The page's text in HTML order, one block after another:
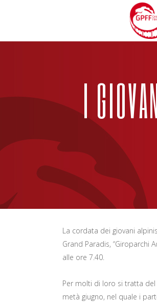
I
La cordata dei giovani
Grand Paradis, “Giroparchi
alle ore 7.40.
Per molti di loro si tratta del
metà giugno, nel quale i